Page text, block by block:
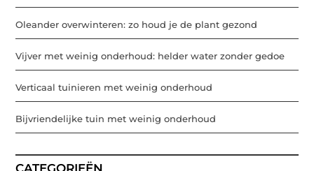
Oleander overwinteren: zo houd je de plant gezond
Vijver met weinig onderhoud: helder water zonder gedoe
Verticaal tuinieren met weinig onderhoud
Bijvriendelijke tuin met weinig onderhoud
CATEGORIEËN